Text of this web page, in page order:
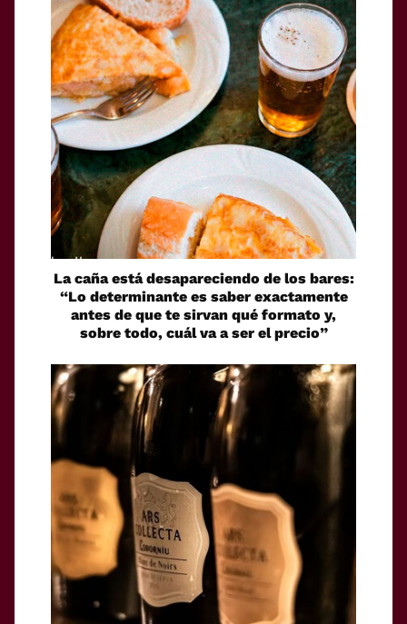
La caña está desapareciendo de los bares:
“Lo determinante es saber exactamente
antes de que te sirvan qué formato y,
sobre todo, cuál va a ser el precio”